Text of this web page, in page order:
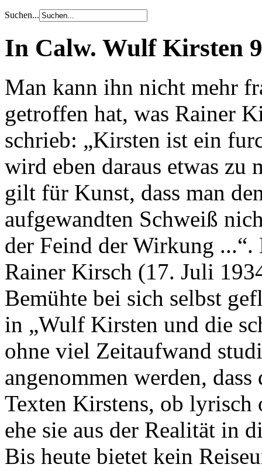
Suchen...
In Calw. Wulf Kirsten
Man kann ihn nicht mehr
getroffen hat, was Rainer
schrieb: „Kirsten ist ein
wird eben daraus etwas zu
gilt für Kunst, dass man
aufgewandten Schweiß
der Feind der Wirkung ...“.
Rainer Kirsch (17. Juli
Bemühte bei sich selbst
in „Wulf Kirsten und die
ohne viel Zeitaufwand
angenommen werden,
Texten Kirstens, ob lyrisch
ehe sie aus der Realität in
Bis heute bietet kein